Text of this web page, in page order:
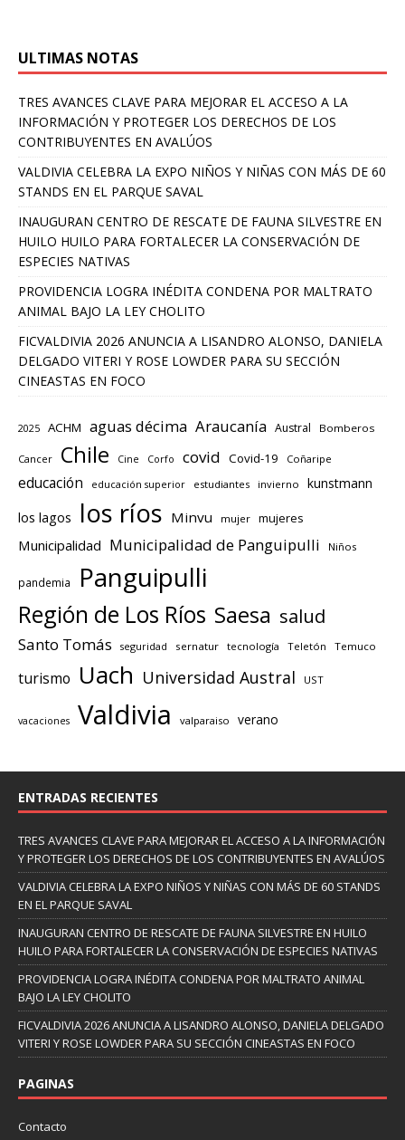
ULTIMAS NOTAS
TRES AVANCES CLAVE PARA MEJORAR EL ACCESO A LA
INFORMACIÓN Y PROTEGER LOS DERECHOS DE LOS
CONTRIBUYENTES EN AVALÚOS
VALDIVIA CELEBRA LA EXPO NIÑOS Y NIÑAS CON MÁS DE 60
STANDS EN EL PARQUE SAVAL
INAUGURAN CENTRO DE RESCATE DE FAUNA SILVESTRE EN
HUILO HUILO PARA FORTALECER LA CONSERVACIÓN DE
ESPECIES NATIVAS
PROVIDENCIA LOGRA INÉDITA CONDENA POR MALTRATO
ANIMAL BAJO LA LEY CHOLITO
FICVALDIVIA 2026 ANUNCIA A LISANDRO ALONSO, DANIELA
DELGADO VITERI Y ROSE LOWDER PARA SU SECCIÓN
CINEASTAS EN FOCO
2025 ACHM aguas décima Araucanía Austral Bomberos
Cancer Chile Cine Corfo covid Covid-19 Coñaripe
educación educación superior estudiantes invierno kunstmann
los lagos los ríos Minvu mujer mujeres
Municipalidad Municipalidad de Panguipulli Niños
pandemia Panguipulli
Región de Los Ríos Saesa salud
Santo Tomás seguridad sernatur tecnología Teletón Temuco
turismo Uach Universidad Austral UST
vacaciones Valdivia valparaiso verano
ENTRADAS RECIENTES
TRES AVANCES CLAVE PARA MEJORAR EL ACCESO A LA INFORMACIÓN
Y PROTEGER LOS DERECHOS DE LOS CONTRIBUYENTES EN AVALÚOS
VALDIVIA CELEBRA LA EXPO NIÑOS Y NIÑAS CON MÁS DE 60 STANDS
EN EL PARQUE SAVAL
INAUGURAN CENTRO DE RESCATE DE FAUNA SILVESTRE EN HUILO
HUILO PARA FORTALECER LA CONSERVACIÓN DE ESPECIES NATIVAS
PROVIDENCIA LOGRA INÉDITA CONDENA POR MALTRATO ANIMAL
BAJO LA LEY CHOLITO
FICVALDIVIA 2026 ANUNCIA A LISANDRO ALONSO, DANIELA DELGADO
VITERI Y ROSE LOWDER PARA SU SECCIÓN CINEASTAS EN FOCO
PAGINAS
Contacto